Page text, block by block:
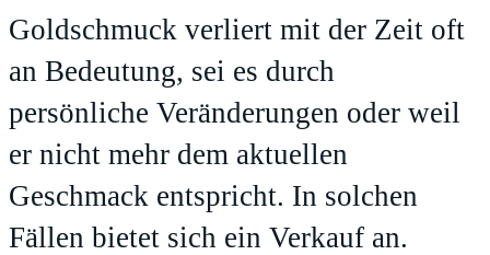
Goldschmuck verliert mit der Zeit oft
an Bedeutung, sei es durch
persönliche Veränderungen oder weil
er nicht mehr dem aktuellen
Geschmack entspricht. In solchen
Fällen bietet sich ein Verkauf an.